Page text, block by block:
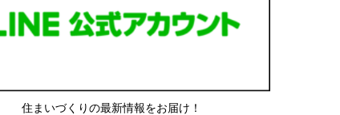
住まいづくりの最新情報をお届け！